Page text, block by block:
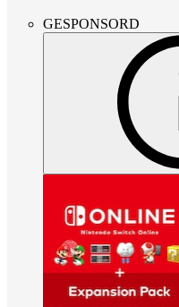
GESPONSORD